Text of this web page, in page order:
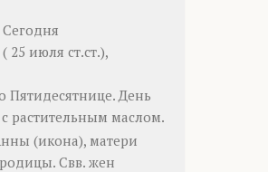
Сегодня
( 25 июля ст.ст.),
Пятидесятнице. День
растительным маслом.
(икона), матери
Свв. жен